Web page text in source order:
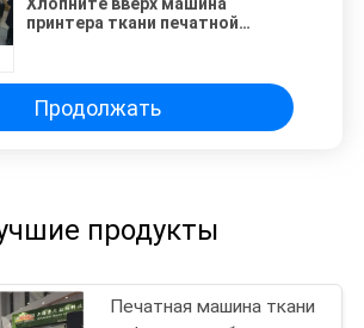
Хлопните вверх машина
принтера ткани печатной
Продолжать
продукты
Печатная машина ткани